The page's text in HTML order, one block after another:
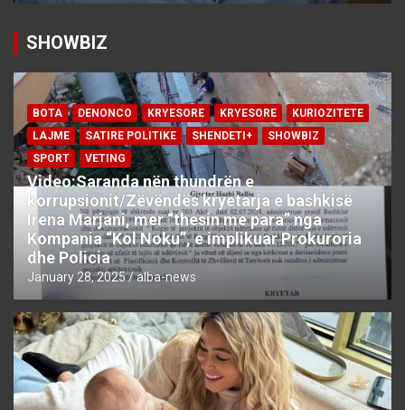
SHOWBIZ
BOTA DENONCO KRYESORE KRYESORE
KURIOZITETE
LAJME
SATIRE POLITIKE SHENDETI+
SHOWBIZ
SPORT
VETING
Video:Saranda nën thundrën e
korrupsionit/Zëvëndës kryetarja e bashkisë
Irena Marjani, mer “thesin me para” nga
Kompania “Kol Noku”, e implikuar Prokuroria
dhe Policia
January 28, 2025 alba-news